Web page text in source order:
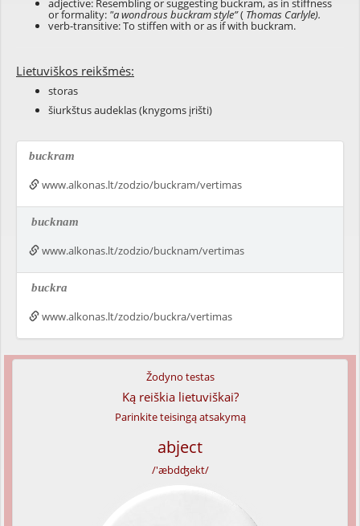
adjective: Resembling or suggesting buckram, as in stiffness
or formality: "a wondrous buckram style”( Thomas Carlyle).
verb-transitive: To stiffen with or as if with buckram.
Lietuviškos reikšmės:
storas
šiurkštus audeklas (knygoms įrišti)
buckram
www.alkonas.lt/zodzio/buckram/vertimas
bucknam
www.alkonas.lt/zodzio/bucknam/vertimas
buckra
www.alkonas.lt/zodzio/buckra/vertimas
Žodyno testas
Ką reiškia lietuviškai?
Parinkite teisingą atsakymą
abject
/'æbdʤekt/